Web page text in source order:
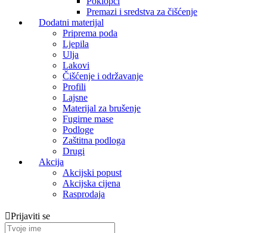
Premazi i sredstva za čišćenje
Dodatni materijal
Priprema poda
Ljepila
Ulja
Lakovi
Čišćenje i održavanje
Profili
Lajsne
Materijal za brušenje
Fugirne mase
Podloge
Zaštitna podloga
Drugi
Akcija
Akcijski popust
Akcijska cijena
Rasprodaja
Prijaviti se